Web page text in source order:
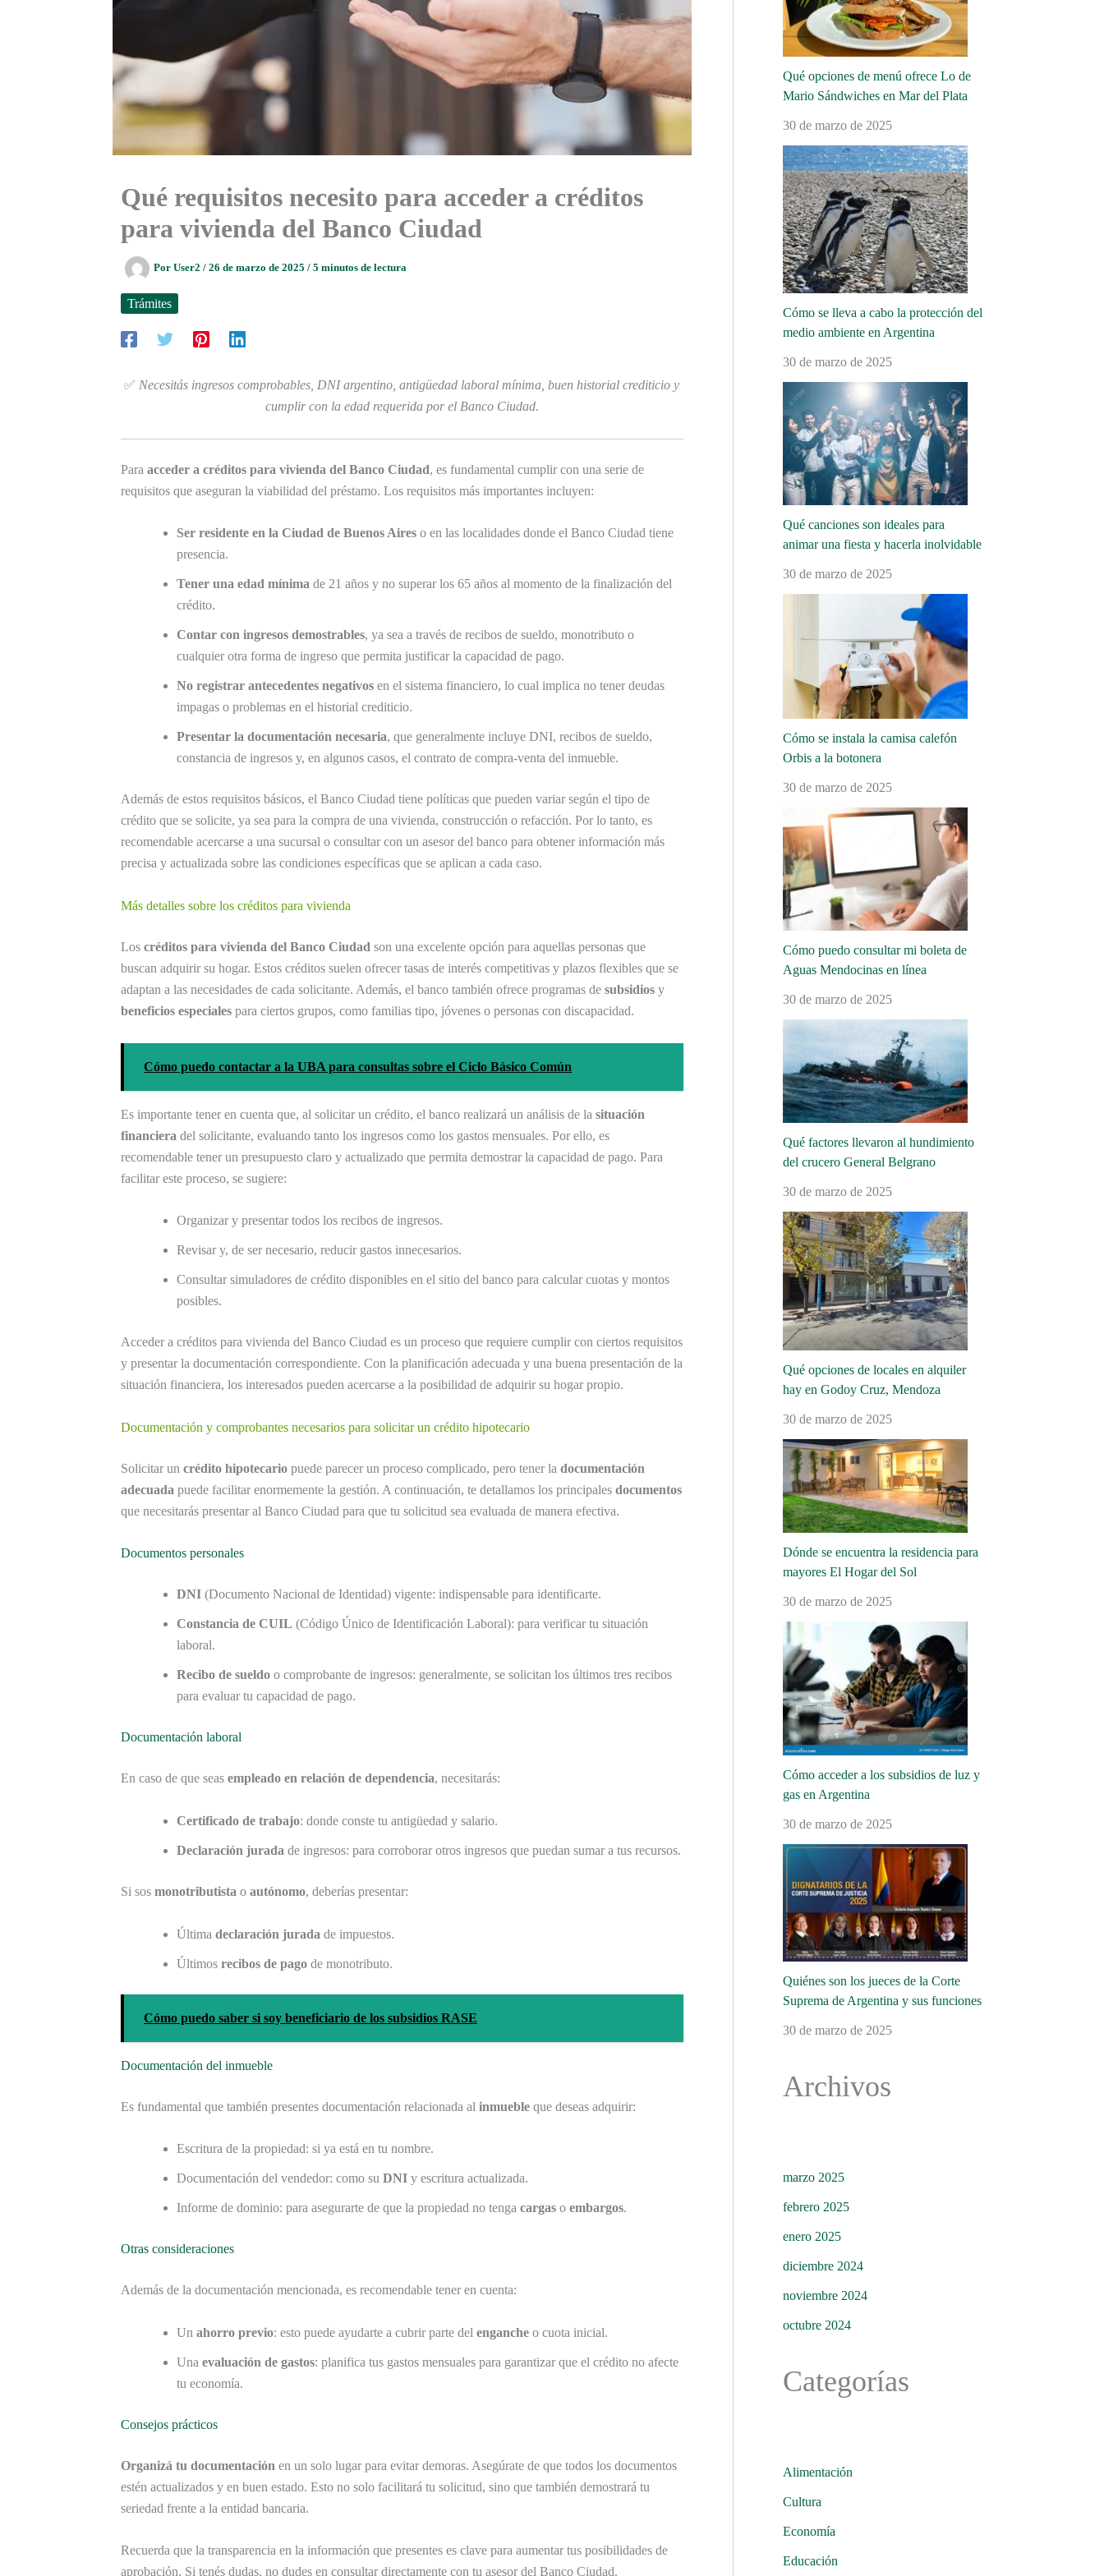
Qué requisitos necesito para acceder a créditos
para vivienda del Banco Ciudad
Por User2 / 26 de marzo de 2025 / 5 minutos de lectura
Trámites
✅ Necesitás ingresos comprobables, DNI argentino, antigüedad laboral mínima, buen historial crediticio y
cumplir con la edad requerida por el Banco Ciudad.
Para acceder a créditos para vivienda del Banco Ciudad, es fundamental cumplir con una serie de
requisitos que aseguran la viabilidad del préstamo. Los requisitos más importantes incluyen:
Ser residente en la Ciudad de Buenos Aires o en las localidades donde el Banco Ciudad tiene
presencia.
Tener una edad mínima de 21 años y no superar los 65 años al momento de la finalización del
crédito.
Contar con ingresos demostrables, ya sea a través de recibos de sueldo, monotributo o
cualquier otra forma de ingreso que permita justificar la capacidad de pago.
No registrar antecedentes negativos en el sistema financiero, lo cual implica no tener deudas
impagas o problemas en el historial crediticio.
Presentar la documentación necesaria, que generalmente incluye DNI, recibos de sueldo,
constancia de ingresos y, en algunos casos, el contrato de compra-venta del inmueble.
Además de estos requisitos básicos, el Banco Ciudad tiene políticas que pueden variar según el tipo de
crédito que se solicite, ya sea para la compra de una vivienda, construcción o refacción. Por lo tanto, es
recomendable acercarse a una sucursal o consultar con un asesor del banco para obtener información más
precisa y actualizada sobre las condiciones específicas que se aplican a cada caso.
Más detalles sobre los créditos para vivienda
Los créditos para vivienda del Banco Ciudad son una excelente opción para aquellas personas que
buscan adquirir su hogar. Estos créditos suelen ofrecer tasas de interés competitivas y plazos flexibles que se
adaptan a las necesidades de cada solicitante. Además, el banco también ofrece programas de subsidios y
beneficios especiales para ciertos grupos, como familias tipo, jóvenes o personas con discapacidad.
Cómo puedo contactar a la UBA para consultas sobre el Ciclo Básico Común
Es importante tener en cuenta que, al solicitar un crédito, el banco realizará un análisis de la situación
financiera del solicitante, evaluando tanto los ingresos como los gastos mensuales. Por ello, es
recomendable tener un presupuesto claro y actualizado que permita demostrar la capacidad de pago. Para
facilitar este proceso, se sugiere:
Organizar y presentar todos los recibos de ingresos.
Revisar y, de ser necesario, reducir gastos innecesarios.
Consultar simuladores de crédito disponibles en el sitio del banco para calcular cuotas y montos
posibles.
Acceder a créditos para vivienda del Banco Ciudad es un proceso que requiere cumplir con ciertos requisitos
y presentar la documentación correspondiente. Con la planificación adecuada y una buena presentación de la
situación financiera, los interesados pueden acercarse a la posibilidad de adquirir su hogar propio.
Documentación y comprobantes necesarios para solicitar un crédito hipotecario
Solicitar un crédito hipotecario puede parecer un proceso complicado, pero tener la documentación
adecuada puede facilitar enormemente la gestión. A continuación, te detallamos los principales documentos
que necesitarás presentar al Banco Ciudad para que tu solicitud sea evaluada de manera efectiva.
Documentos personales
DNI (Documento Nacional de Identidad) vigente: indispensable para identificarte.
Constancia de CUIL (Código Único de Identificación Laboral): para verificar tu situación
laboral.
Recibo de sueldo o comprobante de ingresos: generalmente, se solicitan los últimos tres recibos
para evaluar tu capacidad de pago.
Documentación laboral
En caso de que seas empleado en relación de dependencia, necesitarás:
Certificado de trabajo: donde conste tu antigüedad y salario.
Declaración jurada de ingresos: para corroborar otros ingresos que puedan sumar a tus recursos.
Si sos monotributista o autónomo, deberías presentar:
Última declaración jurada de impuestos.
Últimos recibos de pago de monotributo.
Cómo puedo saber si soy beneficiario de los subsidios RASE
Documentación del inmueble
Es fundamental que también presentes documentación relacionada al inmueble que deseas adquirir:
Escritura de la propiedad: si ya está en tu nombre.
Documentación del vendedor: como su DNI y escritura actualizada.
Informe de dominio: para asegurarte de que la propiedad no tenga cargas o embargos.
Otras consideraciones
Además de la documentación mencionada, es recomendable tener en cuenta:
Un ahorro previo: esto puede ayudarte a cubrir parte del enganche o cuota inicial.
Una evaluación de gastos: planifica tus gastos mensuales para garantizar que el crédito no afecte
tu economía.
Consejos prácticos
Organizá tu documentación en un solo lugar para evitar demoras. Asegúrate de que todos los documentos
estén actualizados y en buen estado. Esto no solo facilitará tu solicitud, sino que también demostrará tu
seriedad frente a la entidad bancaria.
Recuerda que la transparencia en la información que presentes es clave para aumentar tus posibilidades de
aprobación. Si tenés dudas, no dudes en consultar directamente con tu asesor del Banco Ciudad.
Qué opciones de menú ofrece Lo de
Mario Sándwiches en Mar del Plata
30 de marzo de 2025
Cómo se lleva a cabo la protección del
medio ambiente en Argentina
30 de marzo de 2025
Qué canciones son ideales para
animar una fiesta y hacerla inolvidable
30 de marzo de 2025
Cómo se instala la camisa calefón
Orbis a la botonera
30 de marzo de 2025
Cómo puedo consultar mi boleta de
Aguas Mendocinas en línea
30 de marzo de 2025
Qué factores llevaron al hundimiento
del crucero General Belgrano
30 de marzo de 2025
Qué opciones de locales en alquiler
hay en Godoy Cruz, Mendoza
30 de marzo de 2025
Dónde se encuentra la residencia para
mayores El Hogar del Sol
30 de marzo de 2025
Cómo acceder a los subsidios de luz y
gas en Argentina
30 de marzo de 2025
Quiénes son los jueces de la Corte
Suprema de Argentina y sus funciones
30 de marzo de 2025
Archivos
marzo 2025
febrero 2025
enero 2025
diciembre 2024
noviembre 2024
octubre 2024
Categorías
Alimentación
Cultura
Economía
Educación